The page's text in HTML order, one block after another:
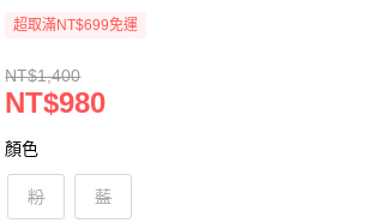
超取滿NT$699免運
NT$1,400
NT$980
顏色
粉 藍